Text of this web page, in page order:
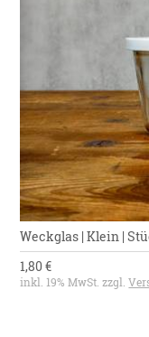
Weckglas | Klein |
1,80 €
inkl. 19% MwSt. zzgl.